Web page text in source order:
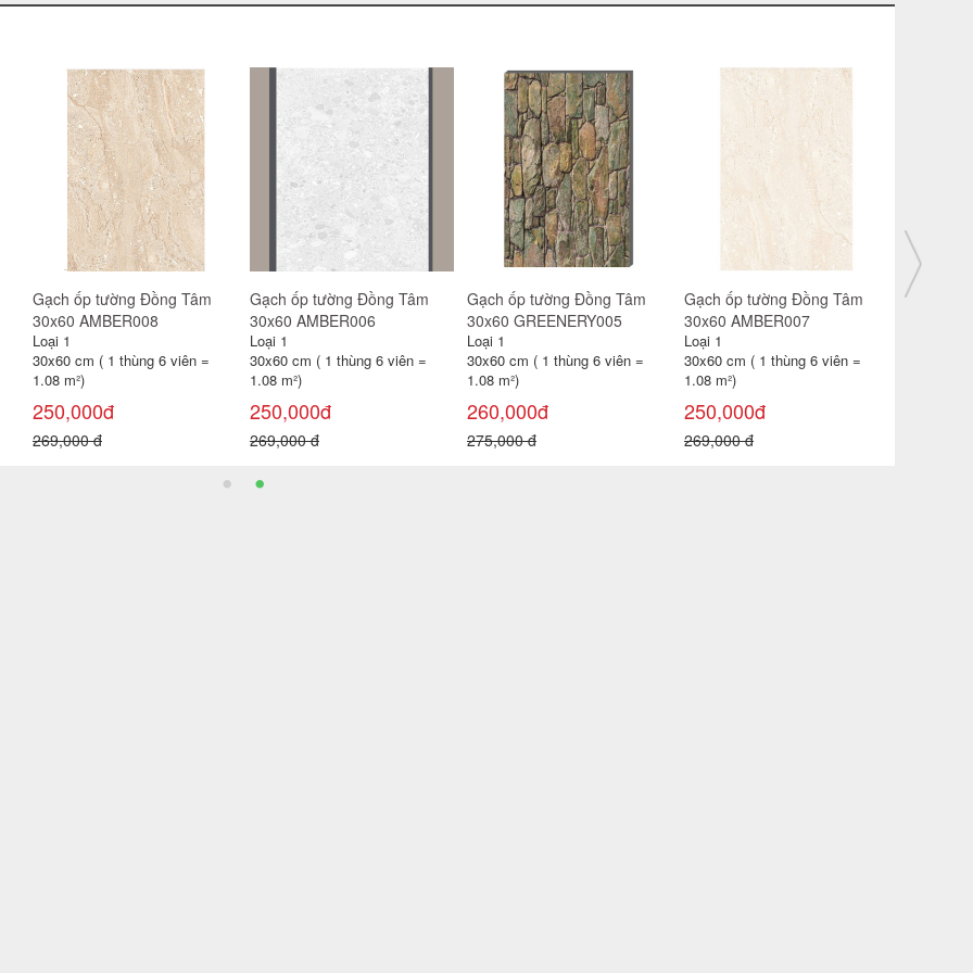
Gạch ốp tường Đồng Tâm
30x60 GREENERY003
Loại 1
30x60 cm ( 1 thùng 6 viên =
1.08 m²)
260,000đ
275,000 đ
Gạch ốp tường Prime 30x60
9015 men mờ
Loại 1
30x60 cm ( 1 thùng 8 viên =
1.44 m²
170,000đ
200,000 đ
Gạch ốp tường Đồng Tâm
30x60 GREENERY004
Loại 1
30x60 cm ( 1 thùng 6 viên =
1.08 m²)
260,000đ
275,000 đ
Gạch ốp tường Đồng Tâm
30x60 GREENERY001
Loại 1
30x60 cm ( 1 thùng 6 viên =
1.08 m²)
260,000đ
275,000 đ
Gạch ốp